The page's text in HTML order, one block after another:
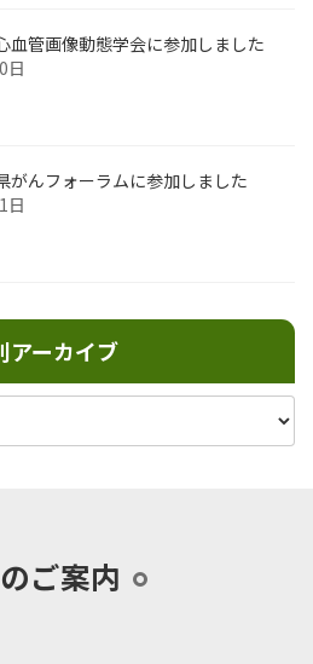
血管画像動態学会に参加しました
日
がんフォーラムに参加しました
日
アーカイブ
ご案内